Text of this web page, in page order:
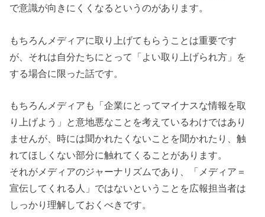
で意識が向きにくくなるというのがあります。
もちろんメディアに取り上げてもらうことは重要です
が、それは自分たちにとって「よい取り上げられ方」を
する場合に限った話です。
もちろんメディアも「企業にとってマイナスな情報を取
り上げよう」と意地悪なことを考えているわけではあり
ませんが、時には聞かれたくないことを聞かれたり、触
れてほしくない部分に触れてくることがあります。
それがメディアのジャーナリズムであり、「メディア＝
宣伝してくれる人」ではないということを広報担当者は
しっかり理解しておくべきです。